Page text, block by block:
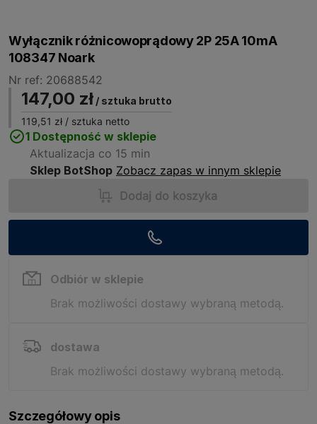
Wyłącznik różnicowoprądowy 2P 25A 10mA
108347 Noark
Nr ref: 20688542
147,00 zł / sztuka brutto
119,51 zł / sztuka netto
1 Dostępność w sklepie
Aktualizacja co 15 min
Sklep BotShop Zobacz zapas w innym sklepie
Dodaj do koszyka
Odbiór w sklepie
Brak możliwości dostawy wybraną metodą.
dostawa
Brak możliwości dostawy wybraną metodą.
Szczegółowy opis